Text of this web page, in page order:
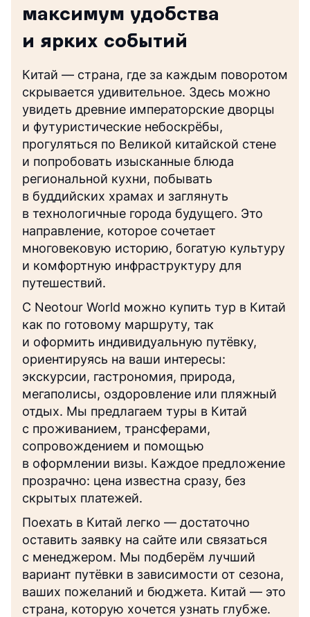
максимум удобства
и ярких событий
Китай — страна, где за каждым поворотом
скрывается удивительное. Здесь можно
увидеть древние императорские дворцы
и футуристические небоскрёбы,
прогуляться по Великой китайской стене
и попробовать изысканные блюда
региональной кухни, побывать
в буддийских храмах и заглянуть
в технологичные города будущего. Это
направление, которое сочетает
многовековую историю, богатую культуру
и комфортную инфраструктуру для
путешествий.
С Neotour World можно купить тур в Китай
как по готовому маршруту, так
и оформить индивидуальную путёвку,
ориентируясь на ваши интересы:
экскурсии, гастрономия, природа,
мегаполисы, оздоровление или пляжный
отдых. Мы предлагаем туры в Китай
с проживанием, трансферами,
сопровождением и помощью
в оформлении визы. Каждое предложение
прозрачно: цена известна сразу, без
скрытых платежей.
Поехать в Китай легко — достаточно
оставить заявку на сайте или связаться
с менеджером. Мы подберём лучший
вариант путёвки в зависимости от сезона,
ваших пожеланий и бюджета. Китай — это
страна, которую хочется узнать глубже.